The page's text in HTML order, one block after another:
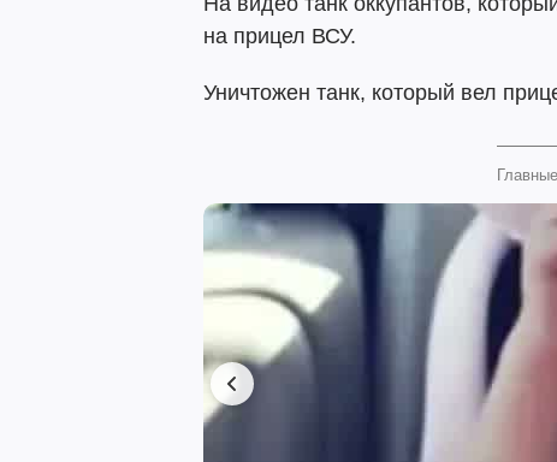
на прицел ВСУ.
Уничтожен танк, который вел